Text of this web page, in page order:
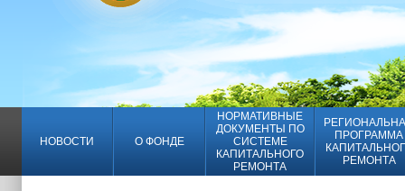
НОВОСТИ О ФОНДЕ
НОРМАТИВНЫЕ
ДОКУМЕНТЫ ПО
СИСТЕМЕ
КАПИТАЛЬНОГО
РЕМОНТА
ПРОГРАММА
РЕМОНТА